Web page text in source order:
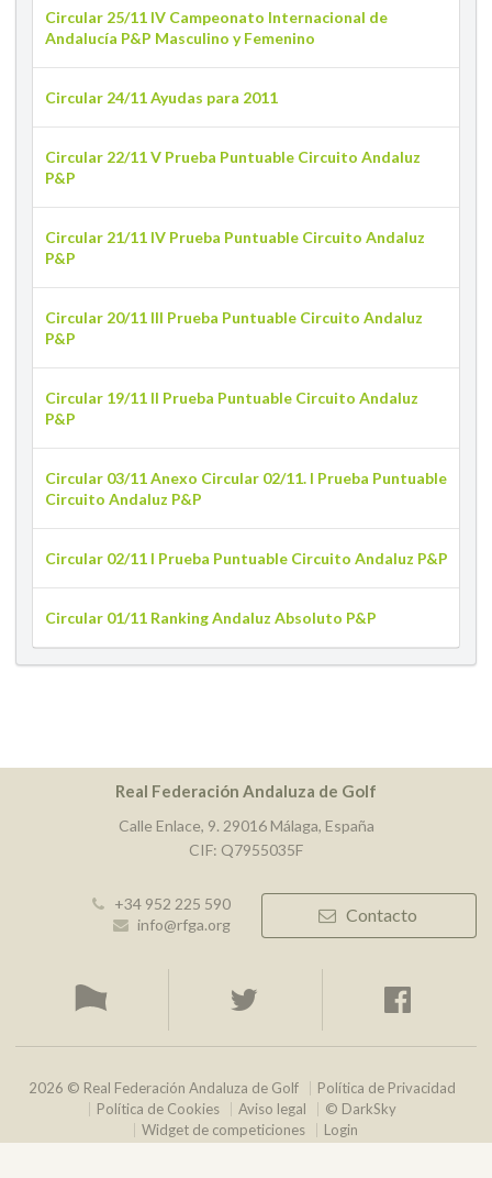
Circular 25/11 IV Campeonato Internacional de
Andalucía P&P Masculino y Femenino
Circular 24/11 Ayudas para 2011
Circular 22/11 V Prueba Puntuable Circuito Andaluz
P&P
Circular 21/11 IV Prueba Puntuable Circuito Andaluz
P&P
Circular 20/11 III Prueba Puntuable Circuito Andaluz
P&P
Circular 19/11 II Prueba Puntuable Circuito Andaluz
P&P
Circular 03/11 Anexo Circular 02/11. I Prueba Puntuable
Circuito Andaluz P&P
Circular 02/11 I Prueba Puntuable Circuito Andaluz P&P
Circular 01/11 Ranking Andaluz Absoluto P&P
Real Federación Andaluza de Golf
Calle Enlace, 9. 29016 Málaga, España
CIF: Q7955035F
+34 952 225 590
info@rfga.org
Contacto
2026 © Real Federación Andaluza de Golf
Política de Privacidad
Política de Cookies
Aviso legal
© DarkSky
Widget de competiciones
Login